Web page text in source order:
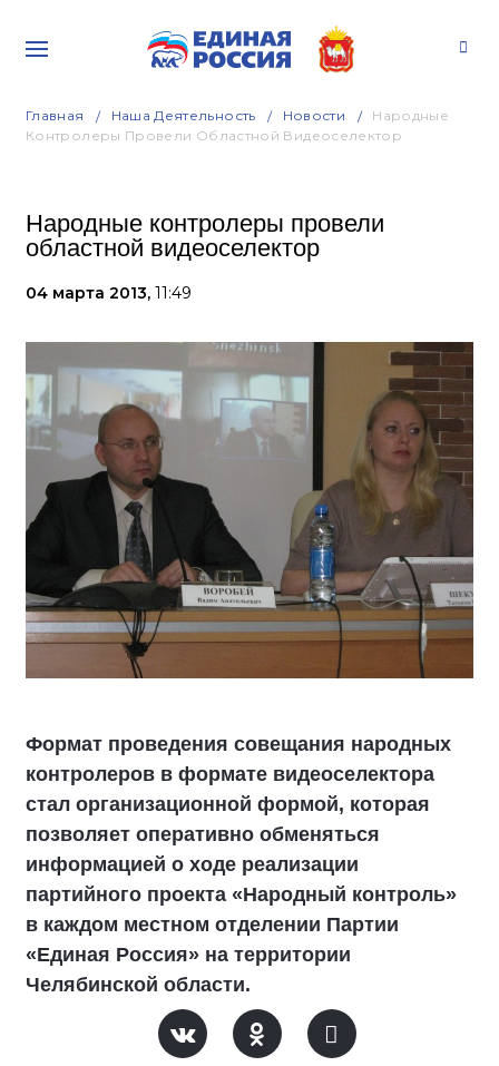
Главная Наша Деятельность Новости
Народные
Контролеры Провели Областной Видеоселектор
Народные контролеры провели
областной видеоселектор
04 марта 2013, 11:49
Формат проведения совещания народных
контролеров в формате видеоселектора
стал организационной формой, которая
позволяет оперативно обменяться
информацией о ходе реализации
партийного проекта «Народный контроль»
в каждом местном отделении Партии
«Единая Россия» на территории
Челябинской области.